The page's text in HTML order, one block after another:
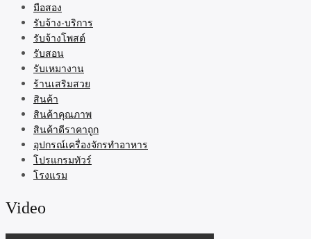
มือสอง
รับจ้าง-บริการ
รับจ้างโพสต์
รับสอน
รับเหมางาน
ร้านเสริมสวย
สินค้า
สินค้าคุณภาพ
สินค้าดีราคาถูก
อุปกรณ์เครื่องจักรทำอาหาร
โปรแกรมทัวร์
โรงแรม
Video